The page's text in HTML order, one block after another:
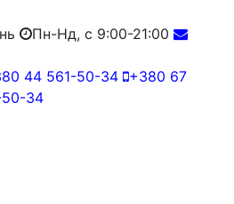
Пн-Нд, с 9:00-21:00
44 561-50-34
+380 67
50-34